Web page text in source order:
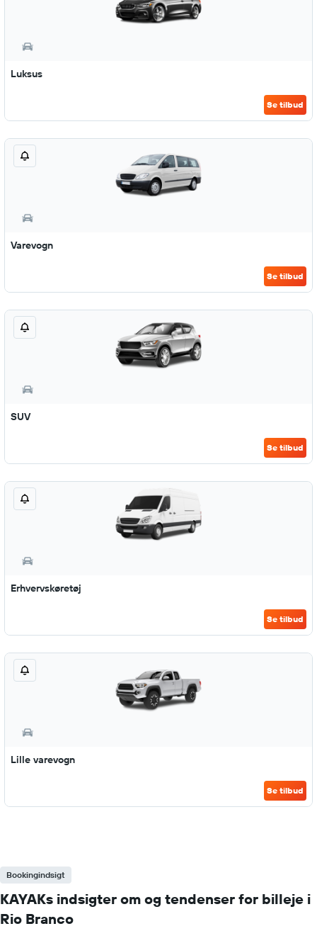
Luksus
Se tilbud
Varevogn
Se tilbud
SUV
Se tilbud
Erhvervskøretøj
Se tilbud
Lille varevogn
Se tilbud
Bookingindsigt
KAYAKs indsigter om og tendenser for billeje i
Rio Branco